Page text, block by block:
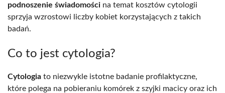
podnoszenie świadomości na temat kosztów cytologii
sprzyja wzrostowi liczby kobiet korzystających z takich
badań.
Co to jest cytologia?
Cytologia to niezwykle istotne badanie profilaktyczne,
które polega na pobieraniu komórek z szyjki macicy oraz ich